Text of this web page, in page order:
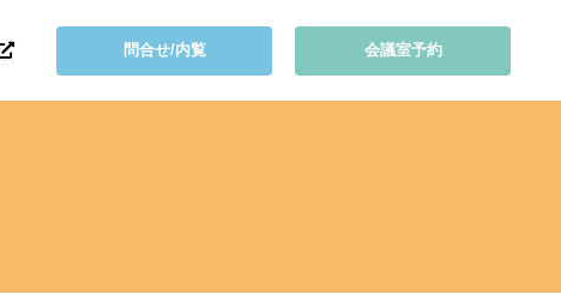
問合せ/内覧 会議室予約